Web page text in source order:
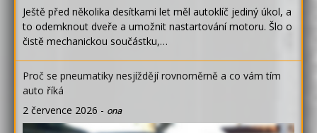
Ještě před několika desítkami let měl autoklíč jediný úkol, a
to odemknout dveře a umožnit nastartování motoru. Šlo o
čistě mechanickou součástku,…
Proč se pneumatiky nesjíždějí rovnoměrně a co vám tím
auto říká
2 července 2026 - ona